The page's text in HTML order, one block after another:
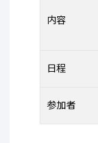
内容
日程
参加者